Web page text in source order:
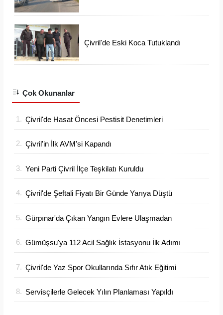
Çivril'de Eski Koca Tutuklandı
Çok Okunanlar
1. Çivril'de Hasat Öncesi Pestisit Denetimleri
2. Çivril'in İlk AVM'si Kapandı
3. Yeni Parti Çivril İlçe Teşkilatı Kuruldu
4. Çivril'de Şeftali Fiyatı Bir Günde Yarıya Düştü
5. Gürpınar'da Çıkan Yangın Evlere Ulaşmadan
6. Gümüşsu'ya 112 Acil Sağlık İstasyonu İlk Adımı
7. Çivril'de Yaz Spor Okullarında Sıfır Atık Eğitimi
8. Servisçilerle Gelecek Yılın Planlaması Yapıldı